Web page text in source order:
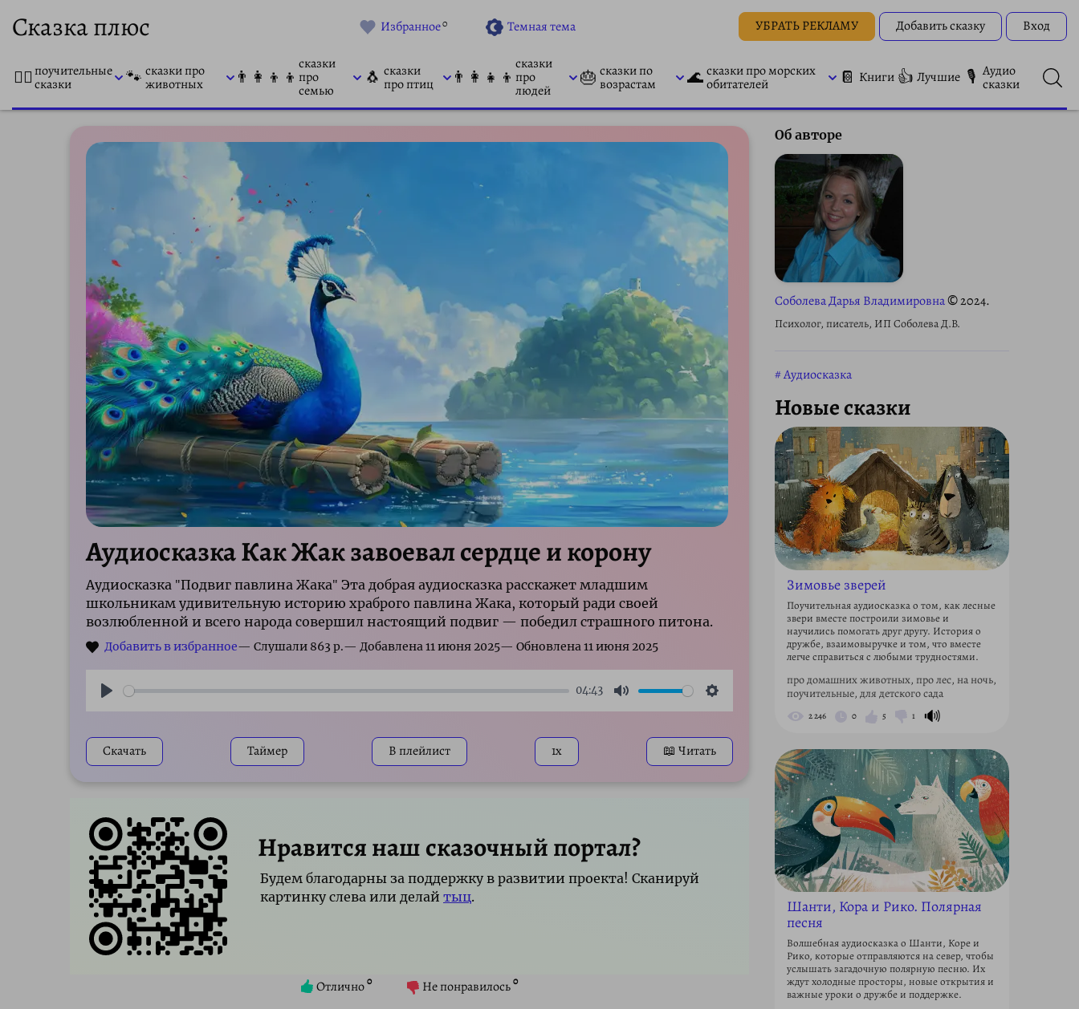
Сказка плюс Избранное0 Темная тема УБРАТЬ РЕКЛАМУ Добавить сказку Вход
👨‍⚕️поучительные
сказки 🐾 сказки про
животных 👨‍👩‍👦‍👦
сказки
про
семью
🐧 сказки
про птиц 👨‍👩‍👧‍👦
сказки
про
людей
🎂 сказки по
возрастам 🌊сказки про морских
обитателей 📔 Книги 👍 Лучшие 🎙 Аудио
сказки
Аудиосказка Как Жак завоевал сердце и корону
Аудиосказка "Подвиг павлина Жака" Эта добрая аудиосказка расскажет младшим
школьникам удивительную историю храброго павлина Жака, который ради своей
возлюбленной и всего народа совершил настоящий подвиг — победил страшного питона.
р.
04:43
Mute Settings
Скачать Таймер В плейлист 1x 📖 Читать
Нравится наш сказочный портал?
Будем благодарны за поддержку в развитии проекта! Сканируй
картинку слева или делай тыц.
Отлично0 Не понравилось0
Об авторе
Соболева Дарья Владимировна© 2024.
Психолог, писатель, ИП Соболева Д.В.
Аудиосказка
Новые сказки
Зимовье зверей
Поучительная аудиосказка о том, как лесные
звери вместе построили зимовье и
научились помогать друг другу. История о
дружбе, взаимовыручке и том, что вместе
легче справиться с любыми трудностями.
про домашних животных, про лес, на ночь,
поучительные, для детского сада
2 246 0 5 1 🔊
Шанти, Кора и Рико. Полярная
песня
Волшебная аудиосказка о Шанти, Коре и
Рико, которые отправляются на север, чтобы
услышать загадочную полярную песню. Их
ждут холодные просторы, новые открытия и
важные уроки о дружбе и поддержке.